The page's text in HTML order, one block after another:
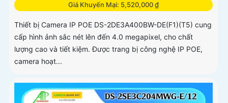
Giá Khuyến Mại: 5,520,000 ₫
Thiết bị Camera IP POE DS-2DE3A400BW-DE(F1)(T5) cung
cấp hình ảnh sắc nét lên đến 4.0 megapixel, cho chất
lượng cao và tiết kiệm. Được trang bị công nghệ IP POE,
camera hoạt...